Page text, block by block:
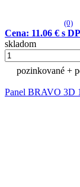
(0)
Cena: 11.06 € s
skladom
pozinkované +
Panel BRAVO 3D